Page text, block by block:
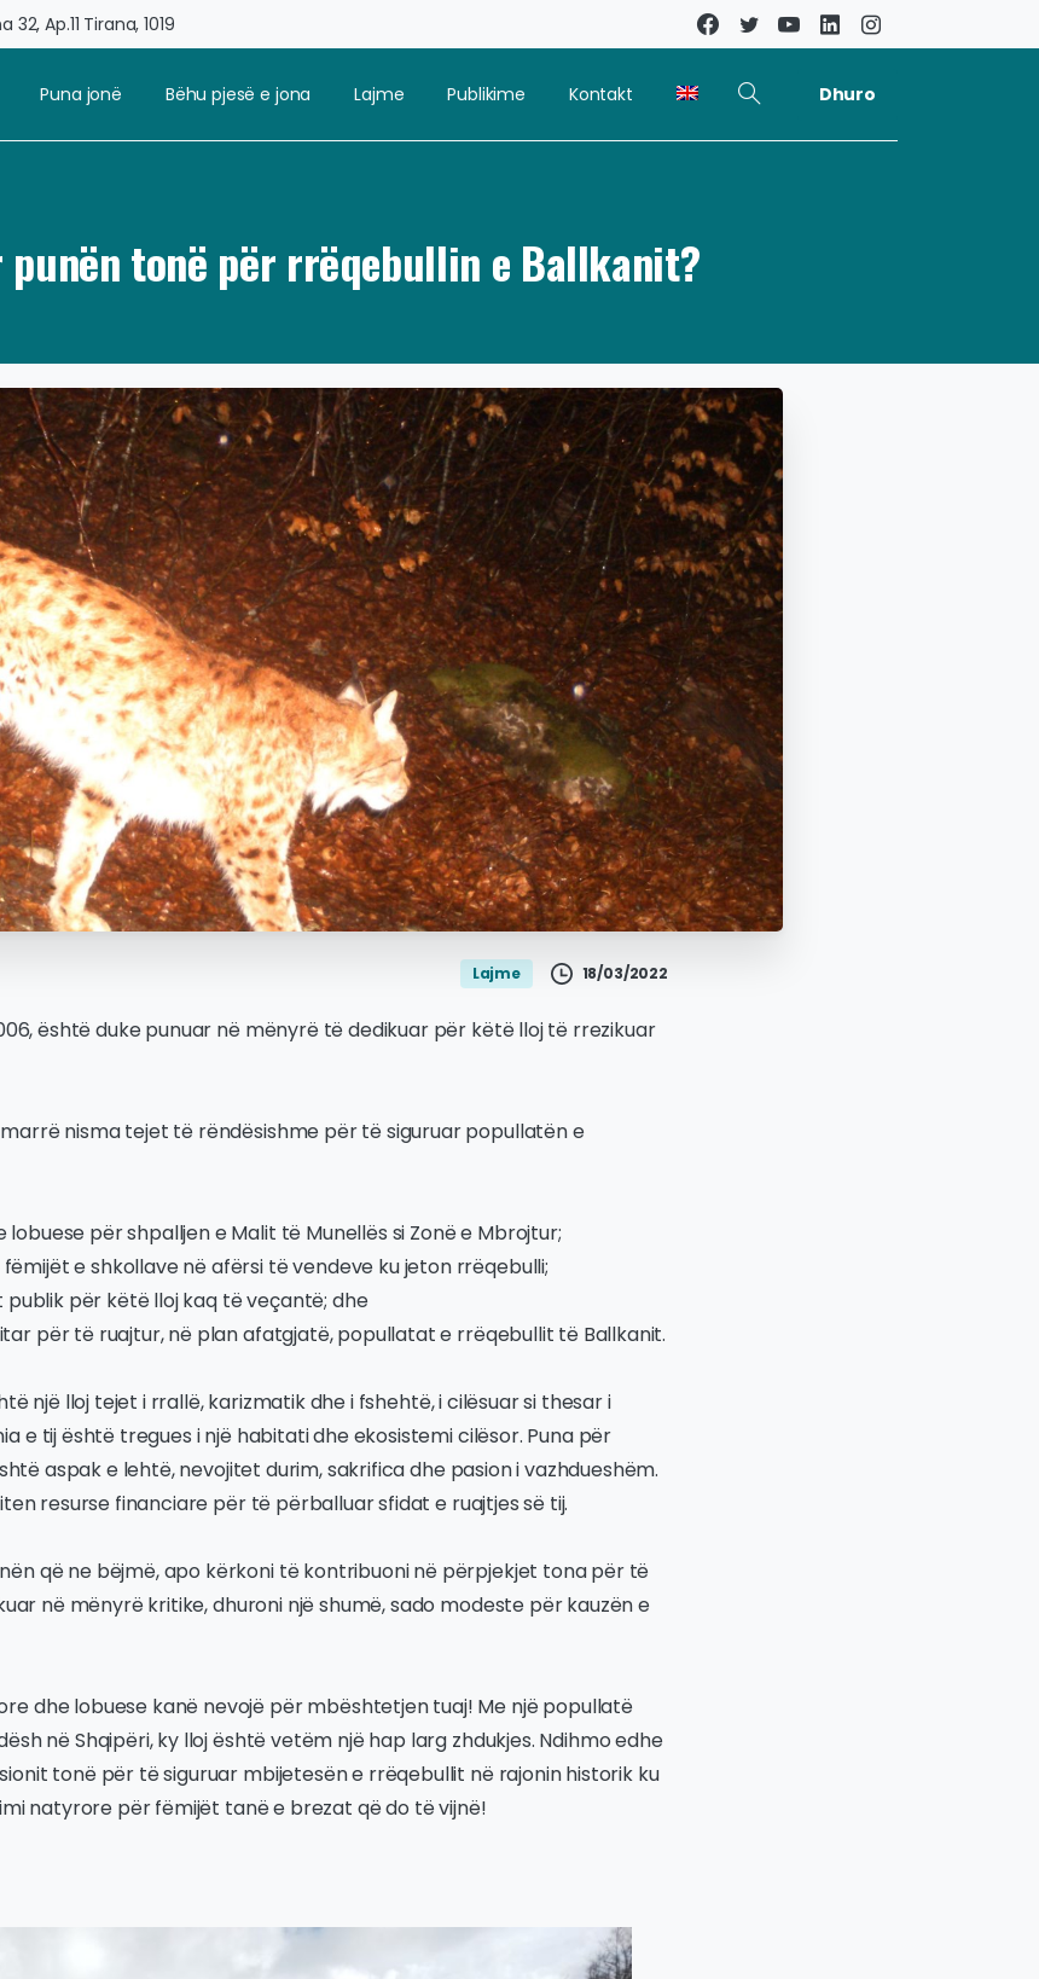
Ap.11 Tirana, 1019
Puna jonë Bëhu pjesë e jona Lajme Publikime Kontakt Dhuro
punën tonë për rrëqebullin e Ballkanit?
Lajme 18/03/2022
është duke punuar në mënyrë të dedikuar për këtë lloj të rrezikuar
nisma tejet të rëndësishme për të siguruar popullatën e
lobuese për shpalljen e Malit të Munellës si Zonë e Mbrojtur;
e shkollave në afërsi të vendeve ku jeton rrëqebulli;
publik për këtë lloj kaq të veçantë; dhe
për të ruajtur, në plan afatgjatë, popullatat e rrëqebullit të Ballkanit.
një lloj tejet i rrallë, karizmatik dhe i fshehtë, i cilësuar si thesar i
e tij është tregues i një habitati dhe ekosistemi cilësor. Puna për
aspak e lehtë, nevojitet durim, sakrifica dhe pasion i vazhdueshëm.
resurse financiare për të përballuar sfidat e ruajtjes së tij.
që ne bëjmë, apo kërkoni të kontribuoni në përpjekjet tona për të
në mënyrë kritike, dhuroni një shumë, sado modeste për kauzën e
dhe lobuese kanë nevojë për mbështetjen tuaj! Me një popullatë
në Shqipëri, ky lloj është vetëm një hap larg zhdukjes. Ndihmo edhe
tonë për të siguruar mbijetesën e rrëqebullit në rajonin historik ku
natyrore për fëmijët tanë e brezat që do të vijnë!